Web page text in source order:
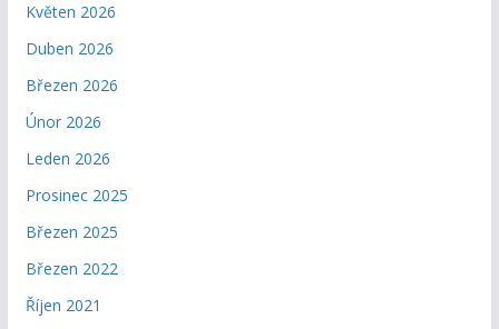
Květen 2026
Duben 2026
Březen 2026
Únor 2026
Leden 2026
Prosinec 2025
Březen 2025
Březen 2022
Říjen 2021